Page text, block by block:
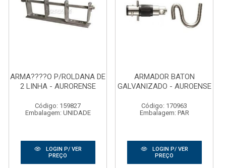
ARMA????O P/ROLDANA DE
2 LINHA - AURORENSE
Código: 159827
Embalagem: UNIDADE
LOGIN P/ VER
PREÇO
ARMADOR BATON
GALVANIZADO - AUROENSE
Código: 170963
Embalagem: PAR
LOGIN P/ VER
PREÇO